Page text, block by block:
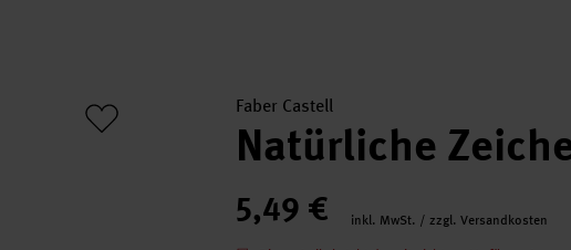
Faber Castell
Natürliche
5,49 €
inkl. MwSt. / zzgl. Versandkosten